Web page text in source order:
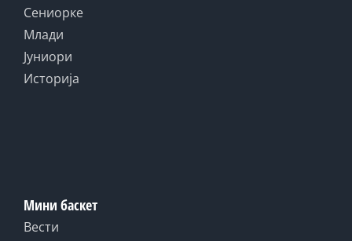
Сениорке
Млади
Јуниори
Историја
Мини баскет
Вести